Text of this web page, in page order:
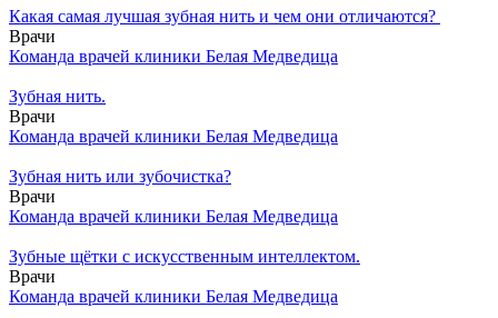
Какая самая лучшая зубная нить и чем они отличаются?
Врачи
Команда врачей клиники Белая Медведица
Зубная нить.
Врачи
Команда врачей клиники Белая Медведица
Зубная нить или зубочистка?
Врачи
Команда врачей клиники Белая Медведица
Зубные щётки с искусственным интеллектом.
Врачи
Команда врачей клиники Белая Медведица